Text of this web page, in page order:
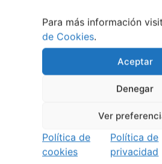
Para más información
de Cookies.
Aceptar
Denegar
Ver
Política de
cookies
Política de
privacidad
TAMBIÉN PODRÍA GUSTARTE: